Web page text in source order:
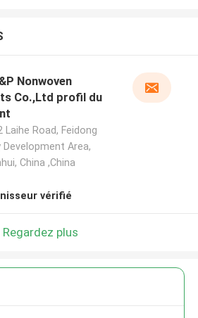
Nonwoven
Co.,Ltd profil du
Laihe Road, Feidong
Development Area,
China ,China
vérifié
Regardez plus